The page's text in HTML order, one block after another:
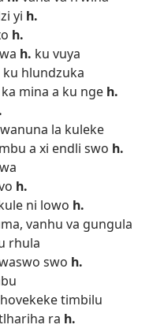
yi h.
h.
h. ku vuya
ku hlundzuka
mina a ku nge h.
wanuna la kuleke
a xi endli swo h.
h.
ni lowo h.
vanhu va gungula
rhula
swo h.
timbilu
ra h.